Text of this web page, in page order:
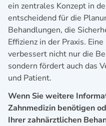
ein zentrales Konzept in
entscheidend für die
Behandlungen, die
Effizienz in der Praxis.
verbessert nicht nur die
sondern fördert auch das
und Patient.
Wenn Sie weitere
Zahnmedizin benötigen
Ihrer zahnärztlichen